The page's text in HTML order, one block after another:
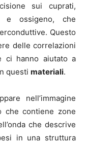
sui cuprati,
e ossigeno, che
Questo
delle correlazioni
ci hanno aiutato a
questi materiali.
nell’immagine
che contiene zone
che descrive
in una struttura